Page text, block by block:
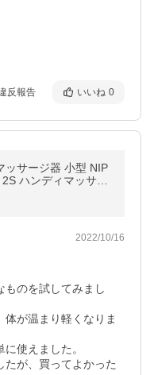
反報告 いいね 0
ッサージ器 小型 NIP
ハンディマッサー
トケア 顔 肩 腰 腕
フト
2022/10/16
ものを試してみまし
体が温まり軽くなりま
使えました。
たが、買ってよかった